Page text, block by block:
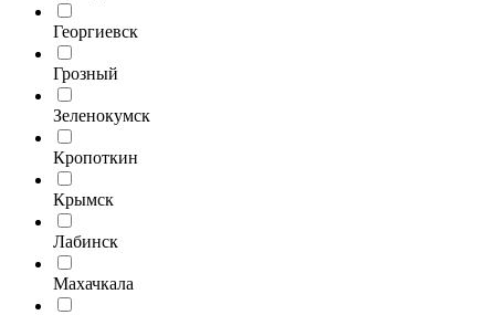
Георгиевск
Грозный
Зеленокумск
Кропоткин
Крымск
Лабинск
Махачкала